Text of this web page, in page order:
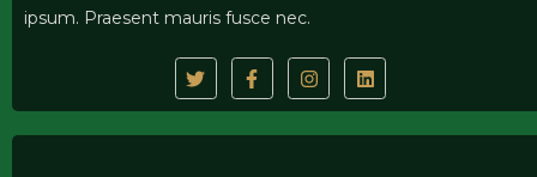
ipsum. Praesent mauris fusce nec.